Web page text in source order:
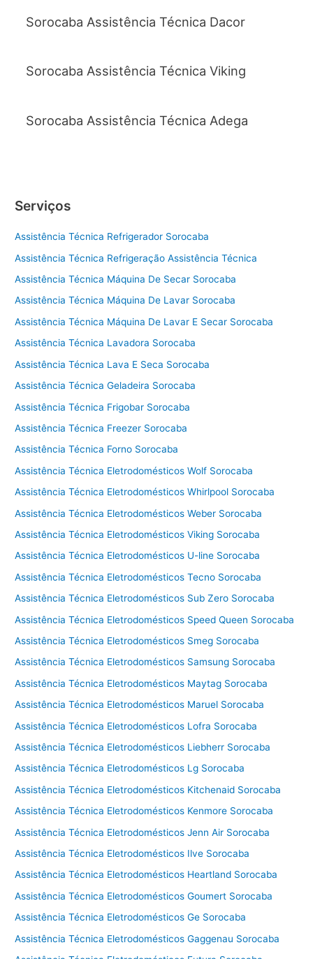
Sorocaba Assistência Técnica Dacor
Sorocaba Assistência Técnica Viking
Sorocaba Assistência Técnica Adega
Serviços
Assistência Técnica Refrigerador Sorocaba
Assistência Técnica Refrigeração Assistência Técnica
Assistência Técnica Máquina De Secar Sorocaba
Assistência Técnica Máquina De Lavar Sorocaba
Assistência Técnica Máquina De Lavar E Secar Sorocaba
Assistência Técnica Lavadora Sorocaba
Assistência Técnica Lava E Seca Sorocaba
Assistência Técnica Geladeira Sorocaba
Assistência Técnica Frigobar Sorocaba
Assistência Técnica Freezer Sorocaba
Assistência Técnica Forno Sorocaba
Assistência Técnica Eletrodomésticos Wolf Sorocaba
Assistência Técnica Eletrodomésticos Whirlpool Sorocaba
Assistência Técnica Eletrodomésticos Weber Sorocaba
Assistência Técnica Eletrodomésticos Viking Sorocaba
Assistência Técnica Eletrodomésticos U-line Sorocaba
Assistência Técnica Eletrodomésticos Tecno Sorocaba
Assistência Técnica Eletrodomésticos Sub Zero Sorocaba
Assistência Técnica Eletrodomésticos Speed Queen Sorocaba
Assistência Técnica Eletrodomésticos Smeg Sorocaba
Assistência Técnica Eletrodomésticos Samsung Sorocaba
Assistência Técnica Eletrodomésticos Maytag Sorocaba
Assistência Técnica Eletrodomésticos Maruel Sorocaba
Assistência Técnica Eletrodomésticos Lofra Sorocaba
Assistência Técnica Eletrodomésticos Liebherr Sorocaba
Assistência Técnica Eletrodomésticos Lg Sorocaba
Assistência Técnica Eletrodomésticos Kitchenaid Sorocaba
Assistência Técnica Eletrodomésticos Kenmore Sorocaba
Assistência Técnica Eletrodomésticos Jenn Air Sorocaba
Assistência Técnica Eletrodomésticos Ilve Sorocaba
Assistência Técnica Eletrodomésticos Heartland Sorocaba
Assistência Técnica Eletrodomésticos Goumert Sorocaba
Assistência Técnica Eletrodomésticos Ge Sorocaba
Assistência Técnica Eletrodomésticos Gaggenau Sorocaba